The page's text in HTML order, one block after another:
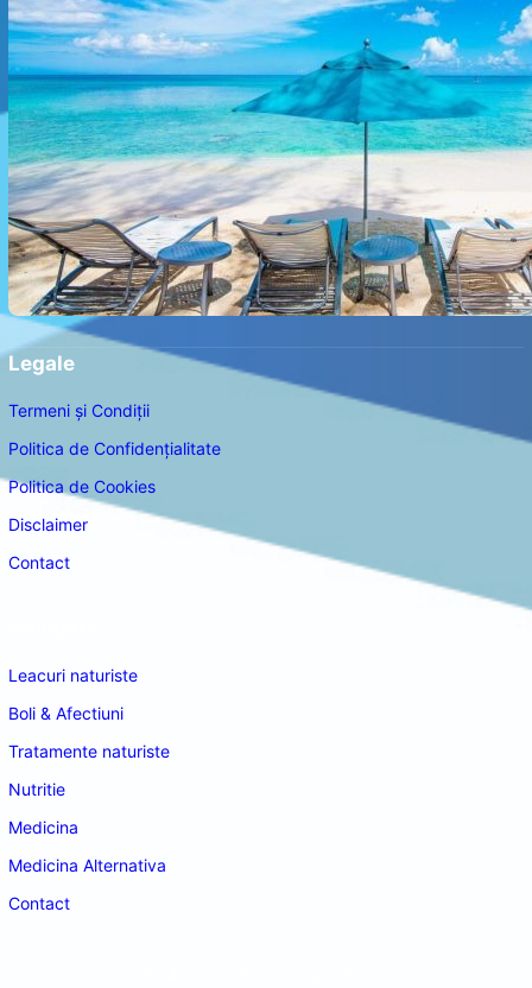
Legale
Termeni și Condiții
Politica de Confidențialitate
Politica de Cookies
Disclaimer
Contact
Leacuri naturiste
Boli & Afectiuni
Tratamente naturiste
Nutritie
Medicina
Medicina Alternativa
Contact